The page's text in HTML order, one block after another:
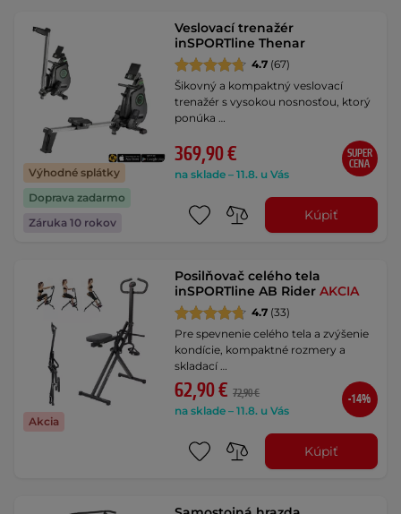
Výhodné splátky
Doprava zadarmo
Záruka 10 rokov
Veslovací trenažér
inSPORTline Thenar
4.7 (67)
Šikovný a kompaktný veslovací
trenažér s vysokou nosnosťou, ktorý
ponúka …
369,90 €
na sklade – 11.8. u Vás
SUPER
CENA
Kúpiť
Akcia
Posilňovač celého tela
inSPORTline AB RiderAKCIA
4.7 (33)
Pre spevnenie celého tela a zvýšenie
kondície, kompaktné rozmery a
skladací …
62,90 € 72,90 €
na sklade – 11.8. u Vás
-14%
Kúpiť